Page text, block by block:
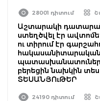
28001 դիտում
Աշտարակի
ստեղծվել էր
ու տիրում էր
բերեցին նախկին
ՏԵՍԱՆՅՈւԹԵՐ
24190 դիտում